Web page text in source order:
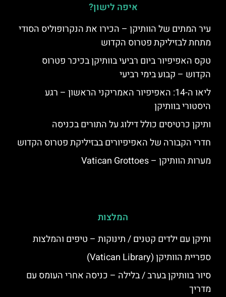
איפה לישון?
עיר המתים של הוותיקן – הכירו את הנקרופוליס הסודי
מתחת לבזיליקת פטרוס הקדוש
טקס האפיפיור ביום רביעי בוותיקן בכיכר פטרוס
הקדוש – קבוע בימי רביעי
ליאו ה-14: האפיפיור האמריקני הראשון – רגע
היסטורי בוותיקן
ותיקן כרטיסים כולל דילוג על התורים בכניסה
חדרי הקבורה של האפיפיורים בבזיליקת פטרוס הקדוש
מערות הוותיקן – Vatican Grottoes
המלצות
ותיקן עם ילדים קטנים / תינוקות – טיפים והמלצות
ספריית הוותיקן (Vatican Library)
סיור בוותיקן בערב / בלילה – כניסה אחרי העומס עם
מדריך